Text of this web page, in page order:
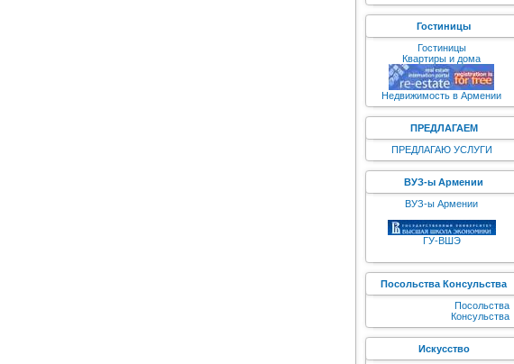
Гостиницы
Гостиницы
Квартиры и дома
Недвижимость в Армении
ПРЕДЛАГАЕМ
ПРЕДЛАГАЮ УСЛУГИ
ВУЗ-ы Армении
ВУЗ-ы Армении
ГУ-ВШЭ
Посольства Консульства
Посольства
Консульства
Искусство